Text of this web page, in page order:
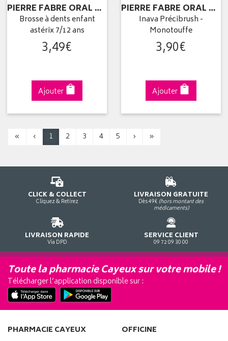
PIERRE FABRE ORAL CARE
Brosse à dents enfant
astérix 7/12 ans
3,49€
Ajouter
PIERRE FABRE ORAL CARE
Inava Précibrush -
Monotouffe
3,90€
Ajouter
« ‹ 1 2 3 4 5 › »
CLICK & COLLECT
Cliquez & Retirez
LIVRAISON GRATUITE
Dès 49€ (hors montant des
médicaments)
LIVRAISON RAPIDE
Via DPD
SERVICE CLIENT
09 72 09 30 00
Toute la pharmacie Cayeux sur votre mobile !
Télécharger l’application disponible sur :
PHARMACIE CAYEUX OFFICINE